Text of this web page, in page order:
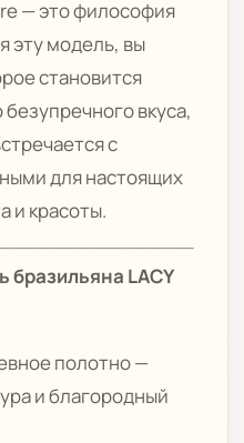
— это философия
эту модель, вы
становится
вкуса,
с
для настоящих
и красоты.
бразильяна LACY
полотно —
и благородный